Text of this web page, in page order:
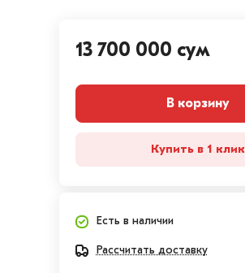
13 700 000 сум
В корзину
Купить в 1 клик
Есть в наличии
Рассчитать доставку